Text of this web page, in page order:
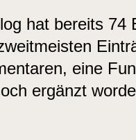
hat bereits 74
eine
ergänzt